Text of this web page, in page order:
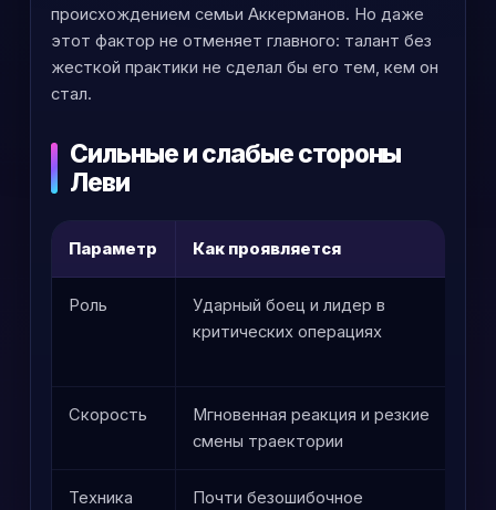
происхождением семьи Аккерманов. Но даже
этот фактор не отменяет главного: талант без
жесткой практики не сделал бы его тем, кем он
стал.
Сильные и слабые стороны
Леви
Параметр Как проявляется
Роль
Ударный боец и лидер в
критических операциях
Скорость
Мгновенная реакция и резкие
смены траектории
Техника
Почти безошибочное